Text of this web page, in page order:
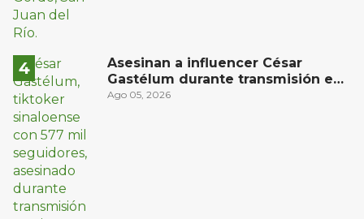
Asesinan a influencer César
Gastélum durante transmisión en
vivo en Sinaloa
Ago 05, 2026